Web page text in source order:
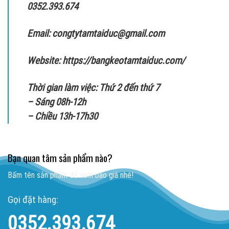
0352.393.674
Email: congtytamtaiduc@gmail.com
Website:https://bangkeotamtaiduc.com/
Thời gian làm việc: Thứ 2 đến thứ 7
– Sáng 08h-12h
– Chiều 13h-17h30
Bạn quan tâm sản phẩm nào?
Bấm tên sản phẩm để xem báo giá nhé!
Gọi đặt hàng:
0352.393.674